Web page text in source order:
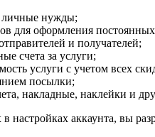
личные нужды;
для оформления
и получателей;
счета за услуги;
услуги с учетом всех
посылки;
накладные, наклейки и
аккаунта, вы